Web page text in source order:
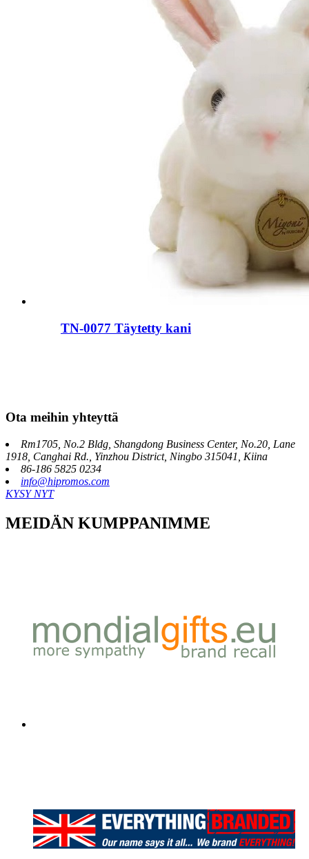
TN-0077 Täytetty kani
Ota meihin yhteyttä
Rm1705, No.2 Bldg, Shangdong Business Center, No.20, Lane
1918, Canghai Rd., Yinzhou District, Ningbo 315041, Kiina
86-186 5825 0234
info@hipromos.com
KYSY NYT
MEIDÄN KUMPPANIMME